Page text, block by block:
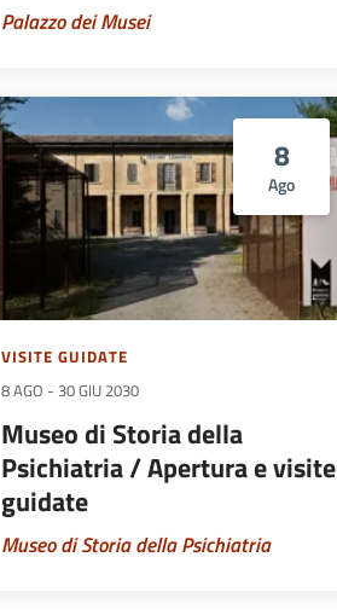
Palazzo dei Musei
8
Ago
VISITE GUIDATE
8 AGO - 30 GIU 2030
Museo di Storia della
Psichiatria / Apertura e visite
guidate
Museo di Storia della Psichiatria